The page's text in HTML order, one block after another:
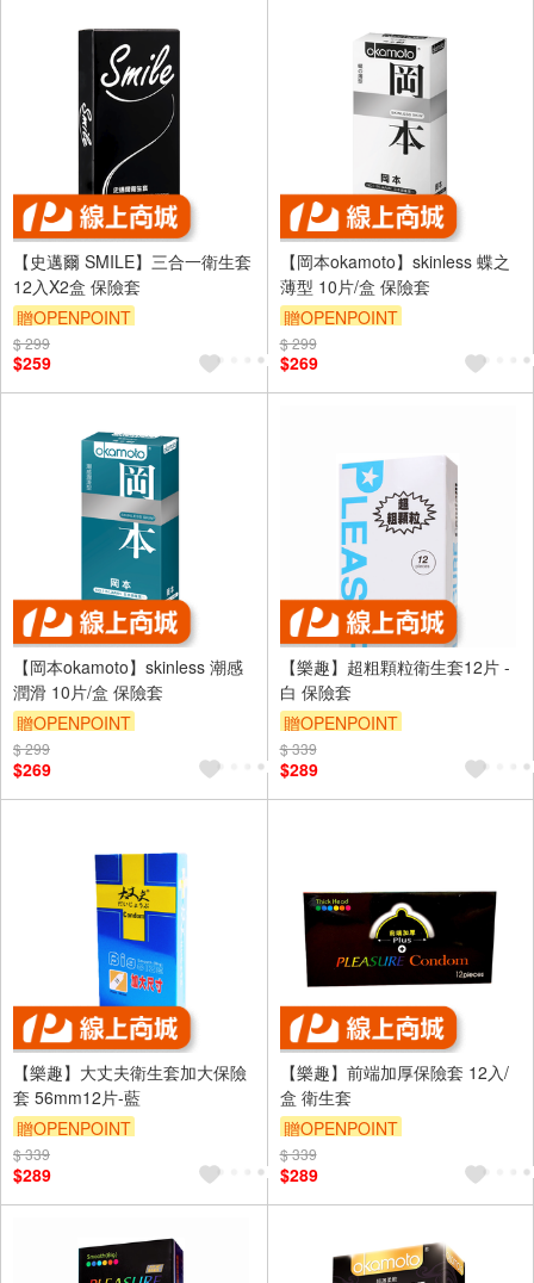
【史邁爾 SMILE】三合一衛生套
12入X2盒 保險套
贈OPENPOINT
$ 299
$259
【岡本okamoto】skinless 蝶之
薄型 10片/盒 保險套
贈OPENPOINT
$ 299
$269
【岡本okamoto】skinless 潮感
潤滑 10片/盒 保險套
贈OPENPOINT
$ 299
$269
【樂趣】超粗顆粒衛生套12片 -
白 保險套
贈OPENPOINT
$ 339
$289
【樂趣】大丈夫衛生套加大保險
套 56mm12片-藍
贈OPENPOINT
$ 339
$289
【樂趣】前端加厚保險套 12入/
盒 衛生套
贈OPENPOINT
$ 339
$289